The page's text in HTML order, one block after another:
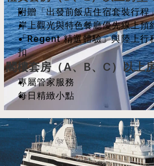
附贈「出發前飯店住宿套裝行程
岸上觀光與特色餐廳優先線上預
「Regent 精選體驗」與陸上行
扣
閣樓套房（A、B、C）以上
專屬管家服務
每日精緻小點